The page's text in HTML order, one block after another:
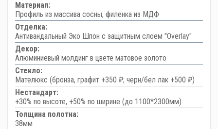
Материал:
Профиль из массива сосны, филенка из МДФ
Отделка:
Антивандальный Эко Шпон с защитным слоем "Overlay"
Декор:
Алюминиевый молдинг в цвете матовое золото
Стекло:
Мателюкс (бронза, графит +350 ₽; черн/бел лак +500 ₽)
Нестандарт:
+30% по высоте, +50% по ширине (до 1100*2300мм)
Толщина полотна:
38мм